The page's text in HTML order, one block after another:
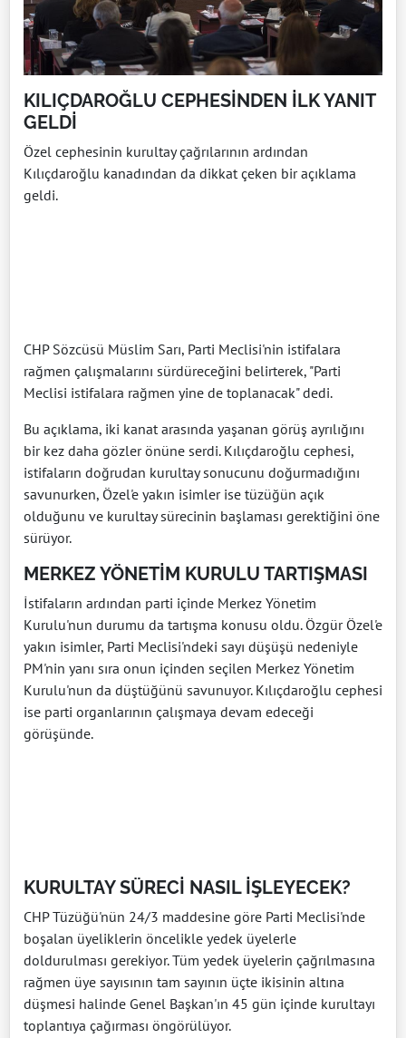
KILIÇDAROĞLU CEPHESİNDEN İLK YANIT
GELDİ
Özel cephesinin kurultay çağrılarının ardından
Kılıçdaroğlu kanadından da dikkat çeken bir açıklama
geldi.
CHP Sözcüsü Müslim Sarı, Parti Meclisi'nin istifalara
rağmen çalışmalarını sürdüreceğini belirterek, "Parti
Meclisi istifalara rağmen yine de toplanacak" dedi.
Bu açıklama, iki kanat arasında yaşanan görüş ayrılığını
bir kez daha gözler önüne serdi. Kılıçdaroğlu cephesi,
istifaların doğrudan kurultay sonucunu doğurmadığını
savunurken, Özel'e yakın isimler ise tüzüğün açık
olduğunu ve kurultay sürecinin başlaması gerektiğini öne
sürüyor.
MERKEZ YÖNETİM KURULU TARTIŞMASI
İstifaların ardından parti içinde Merkez Yönetim
Kurulu'nun durumu da tartışma konusu oldu. Özgür Özel'e
yakın isimler, Parti Meclisi'ndeki sayı düşüşü nedeniyle
PM'nin yanı sıra onun içinden seçilen Merkez Yönetim
Kurulu'nun da düştüğünü savunuyor. Kılıçdaroğlu cephesi
ise parti organlarının çalışmaya devam edeceği
görüşünde.
KURULTAY SÜRECİ NASIL İŞLEYECEK?
CHP Tüzüğü'nün 24/3 maddesine göre Parti Meclisi'nde
boşalan üyeliklerin öncelikle yedek üyelerle
doldurulması gerekiyor. Tüm yedek üyelerin çağrılmasına
rağmen üye sayısının tam sayının üçte ikisinin altına
düşmesi halinde Genel Başkan'ın 45 gün içinde kurultayı
toplantıya çağırması öngörülüyor.